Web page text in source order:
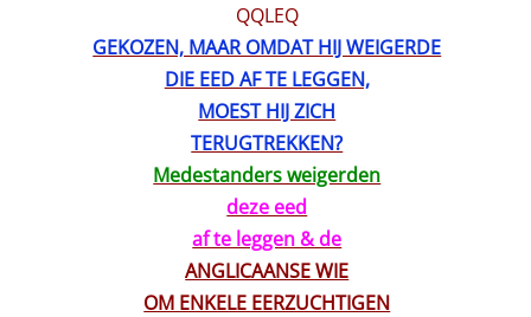
QQLEQ
GEKOZEN, MAAR OMDAT HIJ WEIGERDE
DIE EED AF TE LEGGEN,
MOEST HIJ ZICH
TERUGTREKKEN?
Medestanders weigerden
deze eed
af te leggen & de
ANGLICAANSE WIE
OM ENKELE EERZUCHTIGEN